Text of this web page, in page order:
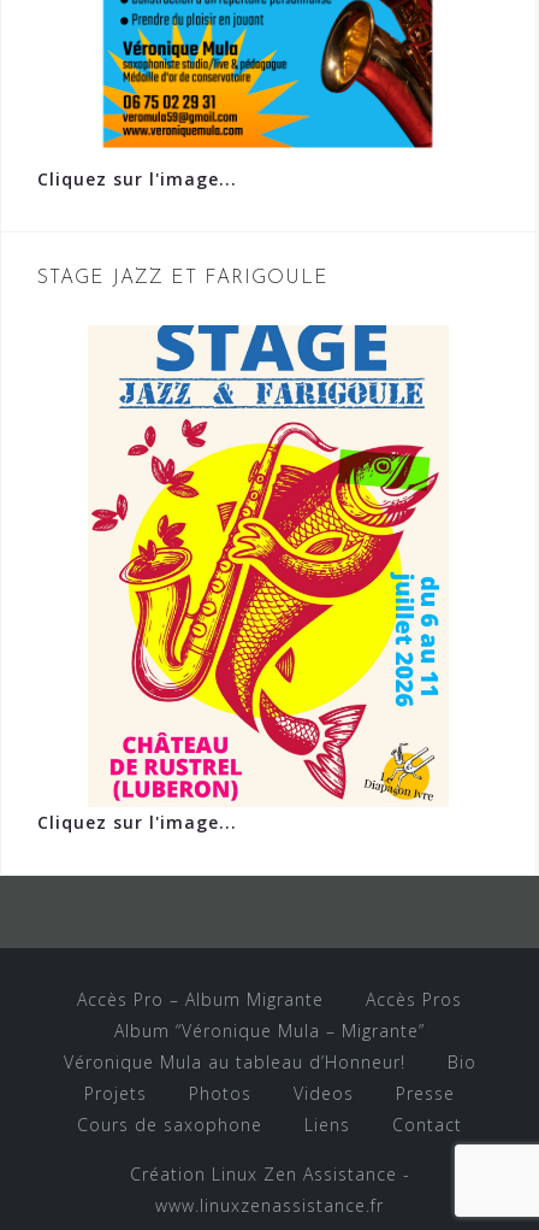
Cliquez sur l'image...
STAGE JAZZ ET FARIGOULE
Cliquez sur l'image...
Accès Pro – Album Migrante
Accès Pros
Album “Véronique Mula – Migrante”
Véronique Mula au tableau d’Honneur!
Bio
Projets
Photos Videos
Presse
Cours de saxophone
Liens Contact
Création Linux Zen Assistance -
www.linuxzenassistance.fr